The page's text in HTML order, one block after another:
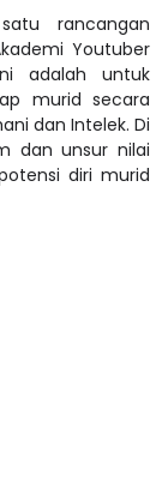
rancangan
Youtuber
adalah untuk
murid secara
dan Intelek. Di
dan unsur nilai
diri murid